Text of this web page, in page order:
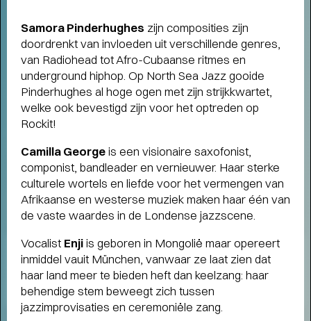
Terugblik
WAT EEN JAAR MET FUSE!- Terugblik
op Fuse als Artist in Residence
Samora Pinderhughes zijn composities zijn
doordrenkt van invloeden uit verschillende genres,
van Radiohead tot Afro-Cubaanse ritmes en
underground hiphop. Op North Sea Jazz gooide
Pinderhughes al hoge ogen met zijn strijkkwartet,
welke ook bevestigd zijn voor het optreden op
Rockit!
Camilla Georgeis een visionaire saxofonist,
componist, bandleader en vernieuwer. Haar sterke
culturele wortels en liefde voor het vermengen van
Afrikaanse en westerse muziek maken haar één van
de vaste waardes in de Londense jazzscene.
Vocalist Enjiis geboren in Mongolië maar opereert
inmiddel vauit München, vanwaar ze laat zien dat
haar land meer te bieden heft dan keelzang: haar
behendige stem beweegt zich tussen
jazzimprovisaties en ceremoniële zang.